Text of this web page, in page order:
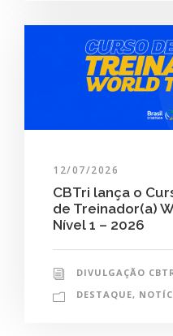
12/07/2026
CBTri lança o
de Treinador(a)
Nível 1 – 2026
DIVULGAÇÃO
DESTAQUE,